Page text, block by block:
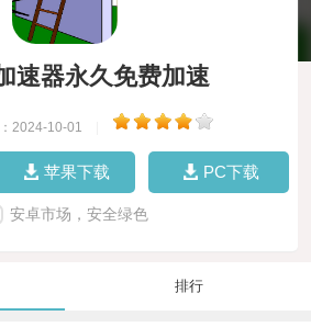
速器永久免费加速
2024-10-01
苹果下载 PC下载
安卓市场，安全绿色
排行